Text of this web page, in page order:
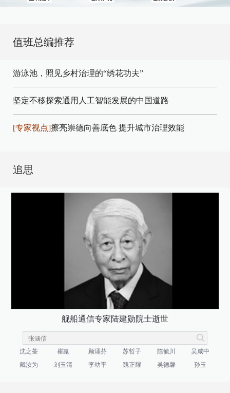
值班总编推荐
游泳池，照见乡村治理的“绣花功夫”
坚定不移探索通用人工智能发展的中国道路
[专家视点]擦亮崇德向善底色 提升城市治理效能
追思
舰船通信专家陆建勋院士逝世
沈之荃 崔崑 顾诵芬 苏哲子 陈毓川
吴咸中
戴汝为
刘玉清 李幼平 魏正耀 吴德馨 孙玉